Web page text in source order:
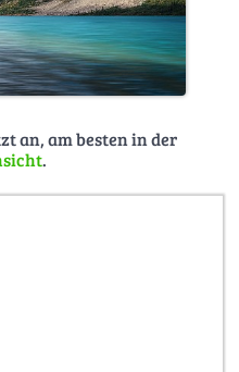
an, am besten in der
.